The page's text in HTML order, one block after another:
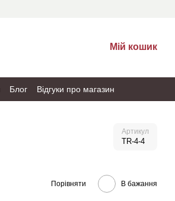
Мій кошик
Блог
Відгуки про магазин
Артикул
TR-4-4
Порівняти В бажання